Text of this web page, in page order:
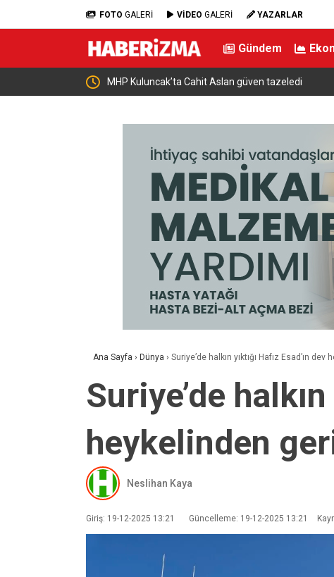
FOTO GALERİ VİDEO GALERİ YAZARLAR
Gündem
MHP Kuluncak’ta Cahit Aslan güven tazeledi
Ana Sayfa › Dünya › Suriye’de halkın yıktığı Hafız Esad’ın
Suriye’de halkın
heykelinden
Neslihan Kaya
Giriş: 19-12-2025 13:21 Güncelleme: 19-12-2025 13:21